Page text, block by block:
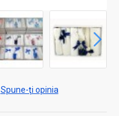
Spune-ţi opinia